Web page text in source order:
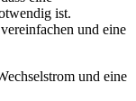
ist.
und eine
und eine